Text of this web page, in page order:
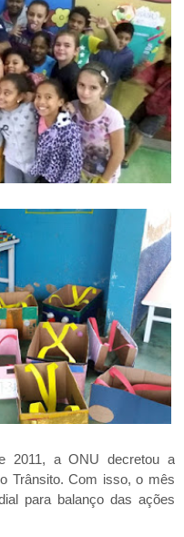
2011, a ONU decretou a
Trânsito. Com isso, o mês
para balanço das ações